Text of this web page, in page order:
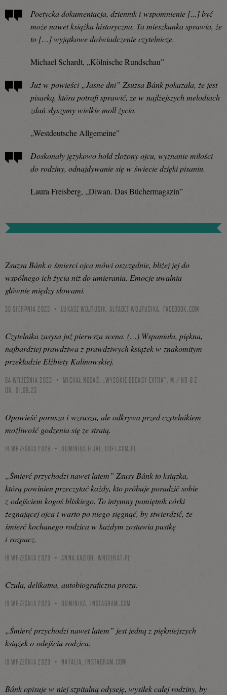
Poetycka dokumentacja, dziennik i wspomnienie [...] być
może nawet książka historyczna. Ta mieszkanka sprawia, że
to […] wyjątkowe doświadczenie czytelnicze.
Michael Schardt, „Kölnische Rundschau”
Już w powieści „Jasne dni” Zsuzsa Bánk pokazała, że jest
pisarką, która potrafi sprawić, że w najlżejszych melodiach
zdań słyszymy wielkie moll życia.
„Westdeutsche Allgemeine”
Doskonały językowo hołd złożony ojcu, wyznanie miłości
do rodziny, odnajdywanie się w świecie dzięki pisaniu.
Laura Freisberg, „Diwan. Das Büchermagazin”
Zsuzsa Bánk o śmierci ojca mówi oszczędnie, bliżej jej do
wspólnego ich życia niż do umierania. Emocje uwalnia
głównie między słowami.
30 SIERPNIA 2023 ŁUKASZ WOJTUSIK, ALFABET WOJTUSIKA, FACEBOOK.COM
Czytelnika zasysa już pierwsza scena. (…) Wspaniała, piękna,
najbardziej prawdziwa z prawdziwych książek w znakomitym
przekładzie Elżbiety Kalinowskiej.
04 WRZEŚNIA 2023
MICHAŁ NOGAŚ, „WYSOKIE OBCASY EXTRA”, M./ NR 9 Z
DN. 01.09.23
Opowieść porusza i wzrusza, ale odkrywa przed czytelnikiem
możliwość godzenia się ze stratą.
14 WRZEŚNIA 2023 DOMINIKA FIJAŁ, DOFI.COM.PL
„Śmierć przychodzi nawet latem” Zsusy Bánk to książka,
którą powinien przeczytać każdy, kto próbuje poradzić sobie
z odejściem kogoś bliskiego. To intymny pamiętnik córki
żegnającej ojca i warto po niego sięgnąć, by stwierdzić, że
śmierć kochanego rodzica w każdym zostawia pustkę
i rozpacz.
18 WRZEŚNIA 2023 ANNA KAZIOR, WRITERAT.PL
Czuła, delikatna, autobiograficzna proza.
19 WRZEŚNIA 2023 DOMINIKA, INSTAGRAM.COM
„Śmierć przychodzi nawet latem” jest jedną z piękniejszych
książek o odejściu rodzica.
19 WRZEŚNIA 2023 NATALIA, INSTAGRAM.COM
Bánk opisuje w niej szpitalną odyseję, wysiłek całej rodziny, by